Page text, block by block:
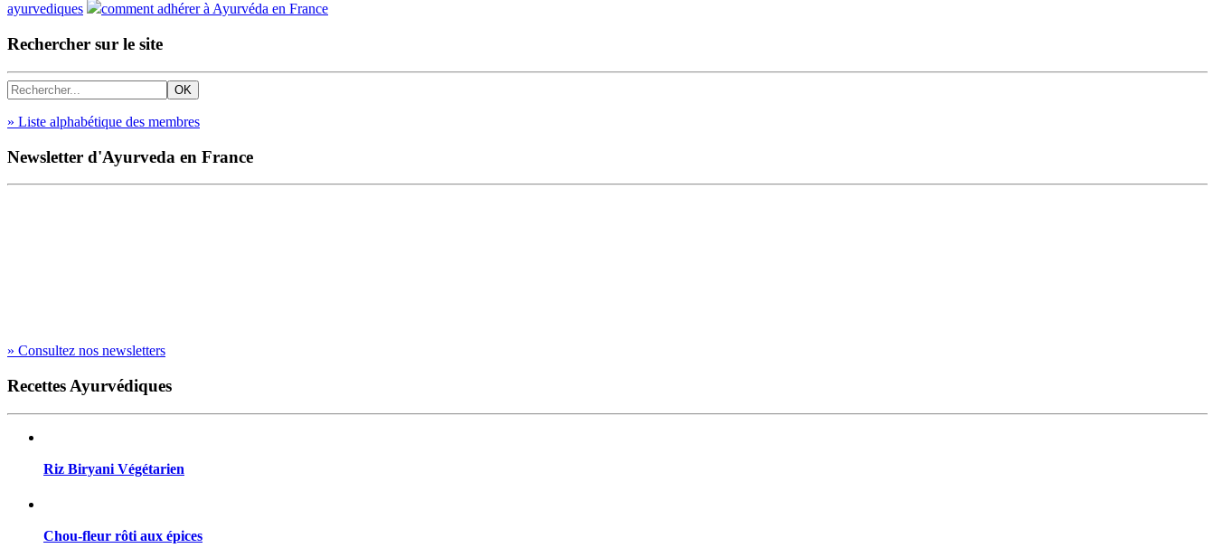
ayurvediques
comment adhérer à Ayurvéda en France
Rechercher sur le site
» Liste alphabétique des membres
Newsletter d'Ayurveda en France
» Consultez nos newsletters
Recettes Ayurvédiques
Riz Biryani Végétarien
Chou-fleur rôti aux épices